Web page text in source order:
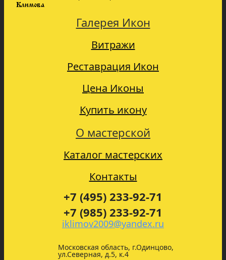
Климова
Галерея Икон
Витражи
Реставрация Икон
Цена Иконы
Купить икону
О мастерской
Каталог мастерских
Контакты
+7 (495) 233-92-71
+7 (985) 233-92-71
iklimov2009@yandex.ru
Московская область, г.Одинцово,
ул.Северная, д.5, к.4